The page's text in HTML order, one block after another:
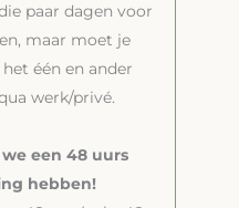
paar dagen voor
maar moet je
één en ander
werk/privé.
een 48 uurs
hebben!